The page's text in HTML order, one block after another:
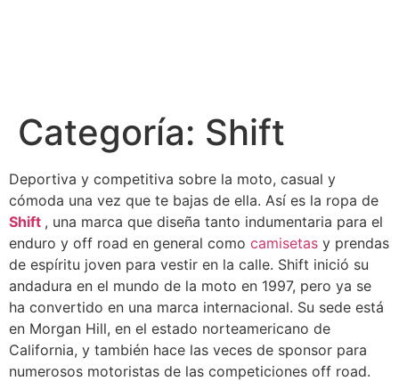
Categoría: Shift
Deportiva y competitiva sobre la moto, casual y
cómoda una vez que te bajas de ella. Así es la ropa de
Shift , una marca que diseña tanto indumentaria para el
enduro y off road en general como camisetas y prendas
de espíritu joven para vestir en la calle. Shift inició su
andadura en el mundo de la moto en 1997, pero ya se
ha convertido en una marca internacional. Su sede está
en Morgan Hill, en el estado norteamericano de
California, y también hace las veces de sponsor para
numerosos motoristas de las competiciones off road.